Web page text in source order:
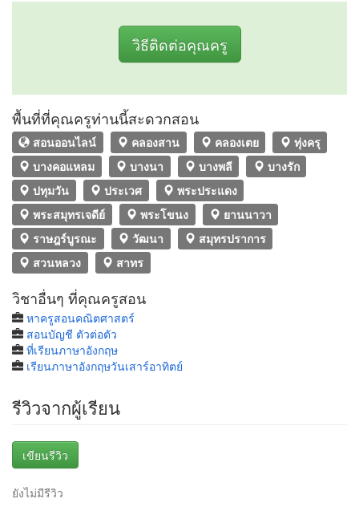
วิธีติดต่อคุณครู
พื้นที่ที่คุณครูท่านนี้สะดวกสอน
สอนออนไลน์ คลองสาน คลองเตย
ทุ่งครุ
บางคอแหลม
บางนา บางพลี
บางรัก
ปทุมวัน
ประเวศ
พระประแดง
พระสมุทรเจดีย์
พระโขนง
ยานนาวา
ราษฎร์บูรณะ
วัฒนา
สมุทรปราการ
สวนหลวง
สาทร
วิชาอื่นๆ ที่คุณครูสอน
หาครูสอนคณิตศาสตร์
สอนบัญชี ตัวต่อตัว
ที่เรียนภาษาอังกฤษ
เรียนภาษาอังกฤษวันเสาร์อาทิตย์
รีวิวจากผู้เรียน
เขียนรีวิว
ยังไม่มีรีวิว